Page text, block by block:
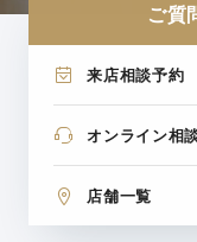
ご質
来店相談予約
オンライン相
店舗一覧